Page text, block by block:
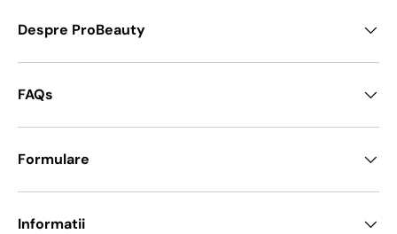
Despre ProBeauty
FAQs
Formulare
Informatii